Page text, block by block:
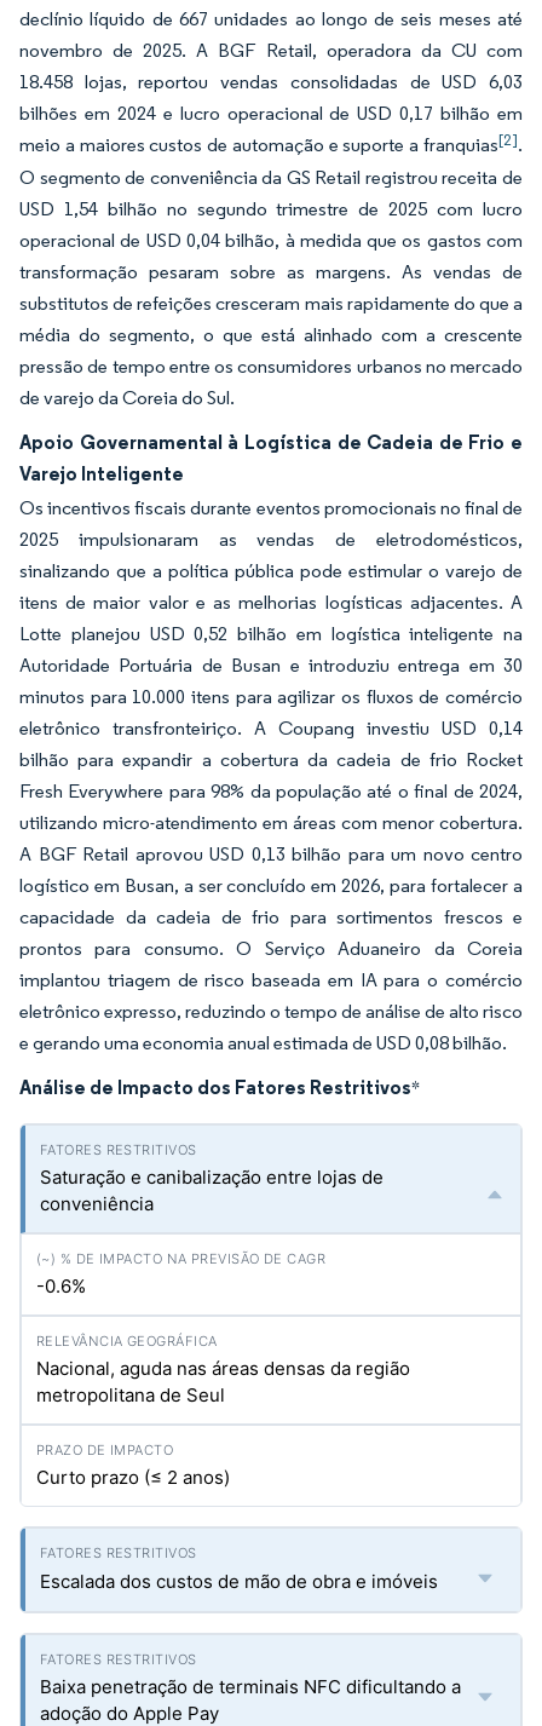
declínio líquido de 667 unidades ao longo de seis meses até
novembro de 2025. A BGF Retail, operadora da CU com
18.458 lojas, reportou vendas consolidadas de USD 6,03
bilhões em 2024 e lucro operacional de USD 0,17 bilhão em
meio a maiores custos de automação e suporte a franquias[2].
O segmento de conveniência da GS Retail registrou receita de
USD 1,54 bilhão no segundo trimestre de 2025 com lucro
operacional de USD 0,04 bilhão, à medida que os gastos com
transformação pesaram sobre as margens. As vendas de
substitutos de refeições cresceram mais rapidamente do que a
média do segmento, o que está alinhado com a crescente
pressão de tempo entre os consumidores urbanos no mercado
de varejo da Coreia do Sul.
Apoio Governamental à Logística de Cadeia de Frio e
Varejo Inteligente
Os incentivos fiscais durante eventos promocionais no final de
2025 impulsionaram as vendas de eletrodomésticos,
sinalizando que a política pública pode estimular o varejo de
itens de maior valor e as melhorias logísticas adjacentes. A
Lotte planejou USD 0,52 bilhão em logística inteligente na
Autoridade Portuária de Busan e introduziu entrega em 30
minutos para 10.000 itens para agilizar os fluxos de comércio
eletrônico transfronteiriço. A Coupang investiu USD 0,14
bilhão para expandir a cobertura da cadeia de frio Rocket
Fresh Everywhere para 98% da população até o final de 2024,
utilizando micro-atendimento em áreas com menor cobertura.
A BGF Retail aprovou USD 0,13 bilhão para um novo centro
logístico em Busan, a ser concluído em 2026, para fortalecer a
capacidade da cadeia de frio para sortimentos frescos e
prontos para consumo. O Serviço Aduaneiro da Coreia
implantou triagem de risco baseada em IA para o comércio
eletrônico expresso, reduzindo o tempo de análise de alto risco
e gerando uma economia anual estimada de USD 0,08 bilhão.
Análise de Impacto dos Fatores Restritivos*
Saturação e canibalização entre lojas de
conveniência
-0.6%
Nacional, aguda nas áreas densas da região
metropolitana de Seul
Curto prazo (≤ 2 anos)
Escalada dos custos de mão de obra e imóveis
Baixa penetração de terminais NFC dificultando a
adoção do Apple Pay